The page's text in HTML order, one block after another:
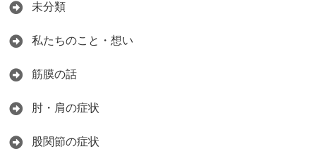
未分類
私たちのこと・想い
筋膜の話
肘・肩の症状
股関節の症状